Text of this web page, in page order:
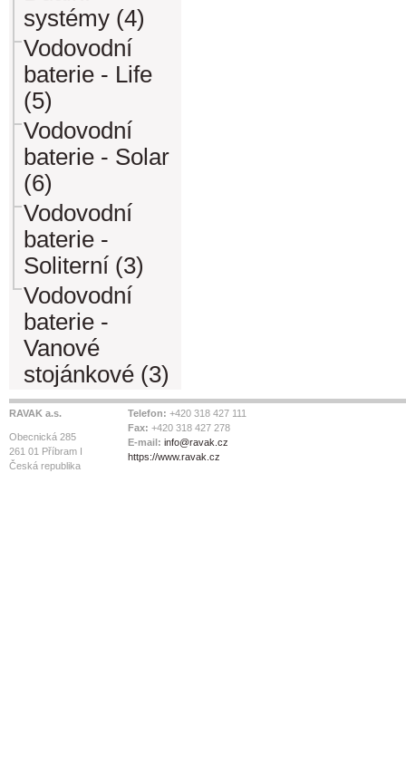
systémy (4)
Vodovodní
baterie - Life
(5)
Vodovodní
baterie - Solar
(6)
Vodovodní
baterie -
Soliterní (3)
Vodovodní
baterie -
Vanové
stojánkové (3)
RAVAK a.s.
Obecnická 285
261 01 Příbram I
Česká republika
Telefon: +420 318 427 111
Fax: +420 318 427 278
E-mail: info@ravak.cz
https://www.ravak.cz